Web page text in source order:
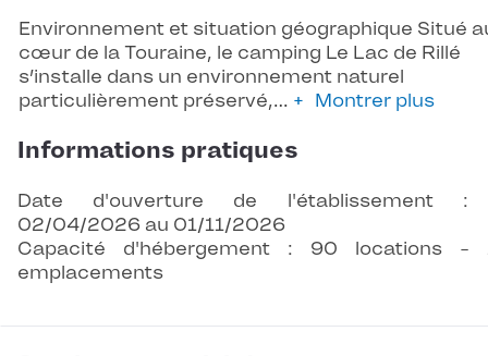
Environnement et situation géographique Situé
cœur de la Touraine, le camping Le Lac de Rillé
s’installe dans un environnement naturel
particulièrement préservé,…
Montrer plus
Informations pratiques
Date d'ouverture de l'établissement :
02/04/2026 au 01/11/2026
Capacité d'hébergement : 90 locations -
emplacements